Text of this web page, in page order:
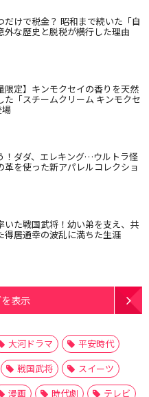
だけで税金？ 昭和まで続いた「自
外な歴史と脱税が横行した理由
限定】キンモクセイの香りを天然
た「スチームクリーム キンモクセ
！ダダ、エレキング…ウルトラ怪
革を使った新アパレルコレクショ
いた戦国武将！幼い弟を支え、共
得居通幸の波乱に満ちた生涯
表示
大河ドラマ
平安時代
戦国武将
スイーツ
漫画 時代劇
テレビ